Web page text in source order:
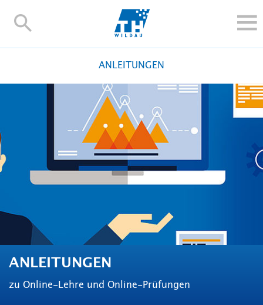
TH-
FORSCHUNG UND TRANSFER
HOCHSCHULE
INTERNATIONAL
BESCHÄFTIGTE
Personensuche English
ANLEITUNGEN
ANLEITUNGEN
zu Online-Lehre und Online-Prüfungen